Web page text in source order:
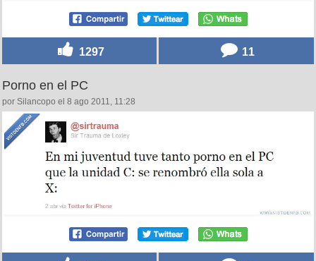
1297 11
Porno en el PC
por Silancopo el 8 ago 2011, 11:28